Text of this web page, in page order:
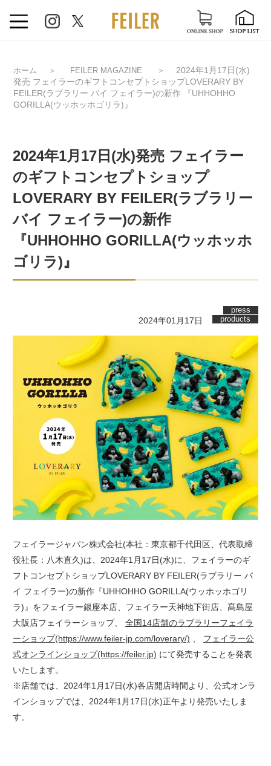
ホーム ＞ FEILER MAGAZINE ＞
2024年1月17日(水)
発売 フェイラーのギフトコンセプトショップLOVERARY BY
FEILER(ラブラリー バイ フェイラー)の新作 『UHHOHHO
GORILLA(ウッホッホゴリラ)』
2024年1月17日(水)発売 フェイラー
のギフトコンセプトショップ
LOVERARY BY FEILER(ラブラリー
バイ フェイラー)の新作
『UHHOHHO GORILLA(ウッホッホ
ゴリラ)』
2024年01月17日
press
products
フェイラージャパン株式会社(本社：東京都千代田区、代表取締
役社長：八木直久)は、2024年1月17日(水)に、フェイラーのギ
フトコンセプトショップLOVERARY BY FEILER(ラブラリー バ
イ フェイラー)の新作『UHHOHHO GORILLA(ウッホッホゴリ
ラ)』をフェイラー銀座本店、フェイラー天神地下街店、髙島屋
大阪店フェイラーショップ、 全国14店舗のラブラリーフェイラ
ーショップ(https://www.feiler-jp.com/loverary/)
フェイラー公
式オンラインショップ(https://feiler.jp) にて発売することを発表
いたします。
※店舗では、2024年1月17日(水)各店開店時間より、公式オンラ
インショップでは、2024年1月17日(水)正午より発売いたしま
す。